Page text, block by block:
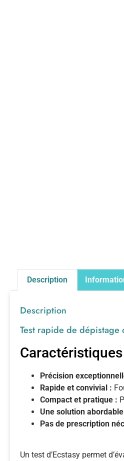
Description
Description
Test rapide de
Précision
Rapide et convivial :
Compact et pratique :
Une solution
Pas de prescription
Un test d’Ecstasy permet